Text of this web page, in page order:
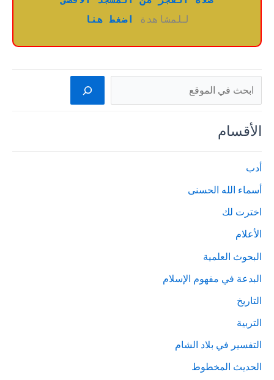
للمشاهدة
اضغط هنا
البحث
الأقسام
أدب
أسماء الله الحسنى
اخترت لك
الأعلام
البحوث العلمية
البدعة في مفهوم الإسلام
التاريخ
التربية
التفسير في بلاد الشام
الحديث المخطوط